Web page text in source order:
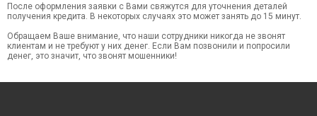
После оформления заявки с Вами свяжутся для уточнения деталей
получения кредита. В некоторых случаях это может занять до 15 минут.
Обращаем Ваше внимание, что наши сотрудники никогда не звонят
клиентам и не требуют у них денег. Если Вам позвонили и попросили
денег, это значит, что звонят мошенники!